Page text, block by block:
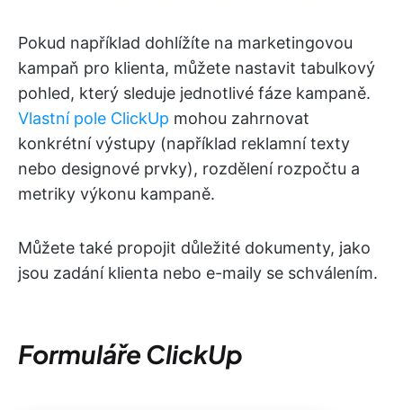
Pokud například dohlížíte na marketingovou
kampaň pro klienta, můžete nastavit tabulkový
pohled, který sleduje jednotlivé fáze kampaně.
Vlastní pole ClickUp mohou zahrnovat
konkrétní výstupy (například reklamní texty
nebo designové prvky), rozdělení rozpočtu a
metriky výkonu kampaně.
Můžete také propojit důležité dokumenty, jako
jsou zadání klienta nebo e-maily se schválením.
Formuláře ClickUp